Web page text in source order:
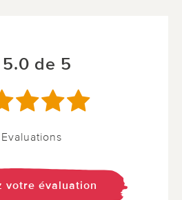
de 5
Evaluations
votre évaluation